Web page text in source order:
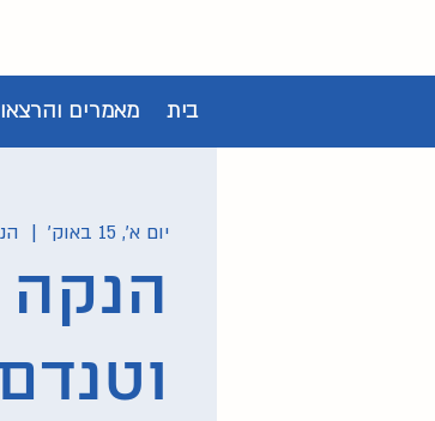
בית מאמרים
יום א׳, 15 באוק׳
  |
הנקה